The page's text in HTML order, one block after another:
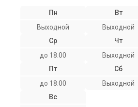
Пн
Выходной
Вт
Выходной
Ср
до 18:00
Чт
Выходной
Пт
до 18:00
Сб
Выходной
Вс